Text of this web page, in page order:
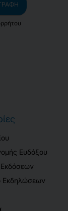
Ευδόξου
Εκδηλώσεων